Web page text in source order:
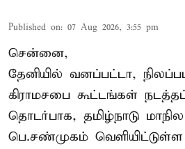
Published on: 07 Aug 2026, 3:55 pm
சென்னை,
தேனியில் வனப்பட்டா,
கிராமசபை கூட்டங்கள்
தொடர்பாக, தமிழ்நாடு
பெ.சண்முகம்